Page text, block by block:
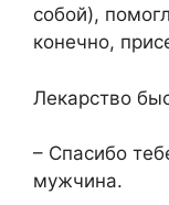
собой),
конечно,
Лекарство
– Спасибо
мужчина.